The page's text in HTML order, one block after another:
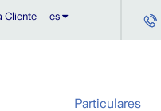
Cliente es
Particulares